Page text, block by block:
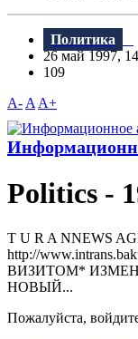
Политика
26 май 1997,
109
A- A A+
Politics -
T U R A NNEWS
httр://
ВИЗИТОМ*
НОВЫЙ...
Пожалуйста,